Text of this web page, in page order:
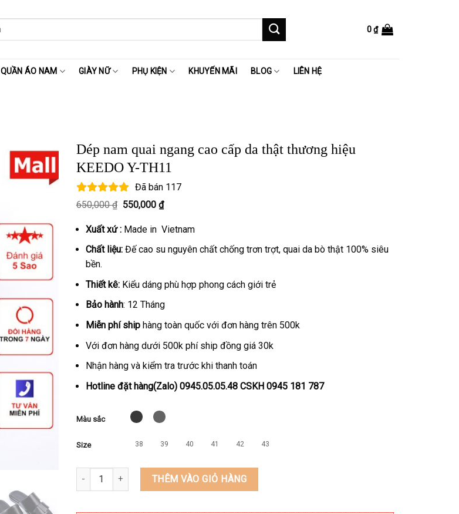
0₫
QUẦN ÁO NAM GIÀY NỮ PHỤ KIỆN KHUYẾN MÃI BLOG LIÊN HỆ
Dép nam quai ngang cao cấp da thật thương hiệu
KEEDO Y-TH11
Đã bán 117
650,000₫ Giá
650,000 ₫.
550,000 ₫Giá
hiện
là:
Xuất xứ :Made in Vietnam
Chất liệu:Đế cao su nguyên chất chống trơn trợt, quai da bò thật 100% siêu
bền.
Thiết kê:Kiểu dáng phù hợp phong cách giới trẻ
Bảo hành: 12 Tháng
Miễn phí shiphàng toàn quốc với đơn hàng trên 500k
Với đơn hàng dưới 500k phí ship đồng giá 30k
Nhận hàng và kiểm tra trước khi thanh toán
Hotline đặt hàng(Zalo) 0945.05.05.48 CSKH 0945 181 787
Màu sắc
Size 38 39 40 41 42 43
Dép nam quai ngang cao cấp da thật thương hiệu KEEDO Y-TH11 số lượng
THÊM VÀO GIỎ HÀNG